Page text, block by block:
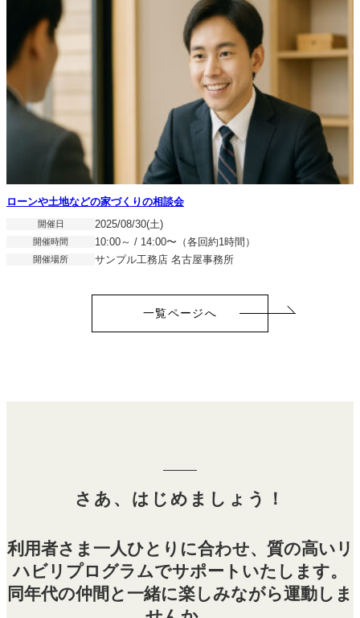
ローンや土地などの家づくりの相談会
開催日 2025/08/30(土)
開催時間 10:00～ / 14:00〜（各回約1時間）
開催場所 サンプル工務店 名古屋事務所
一覧ページへ
さあ、はじめましょう！
利用者さま一人ひとりに合わせ、質の高いリ
ハビリプログラムでサポートいたします。
同年代の仲間と一緒に楽しみながら運動しま